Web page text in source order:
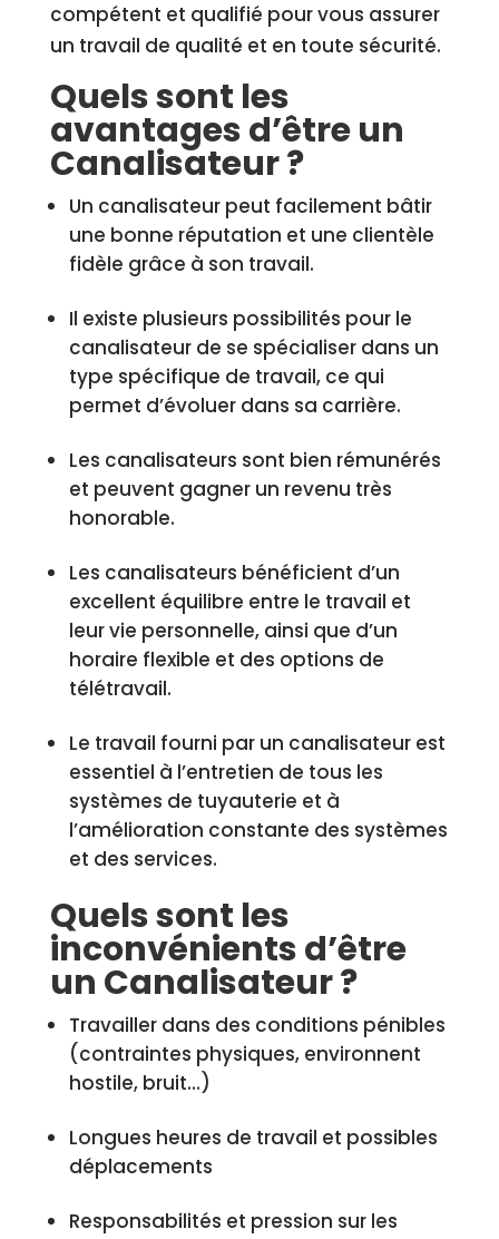
compétent et qualifié pour vous assurer
un travail de qualité et en toute sécurité.
Quels sont les
avantages d’être un
Canalisateur ?
Un canalisateur peut facilement bâtir
une bonne réputation et une clientèle
fidèle grâce à son travail.
Il existe plusieurs possibilités pour le
canalisateur de se spécialiser dans un
type spécifique de travail, ce qui
permet d’évoluer dans sa carrière.
Les canalisateurs sont bien rémunérés
et peuvent gagner un revenu très
honorable.
Les canalisateurs bénéficient d’un
excellent équilibre entre le travail et
leur vie personnelle, ainsi que d’un
horaire flexible et des options de
télétravail.
Le travail fourni par un canalisateur est
essentiel à l’entretien de tous les
systèmes de tuyauterie et à
l’amélioration constante des systèmes
et des services.
Quels sont les
inconvénients d’être
un Canalisateur ?
Travailler dans des conditions pénibles
(contraintes physiques, environnent
hostile, bruit…)
Longues heures de travail et possibles
déplacements
Responsabilités et pression sur les